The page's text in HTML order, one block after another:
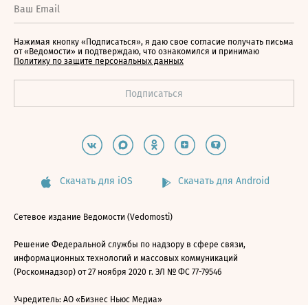
Нажимая кнопку «Подписаться», я даю свое согласие получать письма
от «Ведомости» и подтверждаю, что ознакомился и принимаю
Политику по защите персональных данных
Скачать для iOS Скачать для Android
Сетевое издание Ведомости (Vedomosti)
Решение Федеральной службы по надзору в сфере связи,
информационных технологий и массовых коммуникаций
(Роскомнадзор) от 27 ноября 2020 г. ЭЛ № ФС 77-79546
Учредитель: АО «Бизнес Ньюс Медиа»